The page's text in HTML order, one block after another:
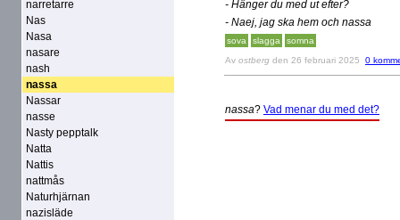
narretarre
Nas
Nasa
nasare
nash
nassa
Nassar
nasse
Nasty pepptalk
Natta
Nattis
nattmås
Naturhjärnan
nazisläde
- Hänger du med ut efter?
- Naej, jag ska hem och nassa
sova slagga somna
Av ostberg den 26 februari 2025 0
nassa? Vad menar du med det?